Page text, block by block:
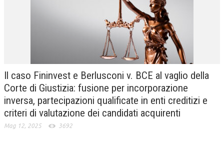
PRASSI
AMMINISTRATIVA
TRIBUTARIA
Il caso Fininvest e Berlusconi v. BCE al vaglio della
Corte di Giustizia: fusione per incorporazione
inversa, partecipazioni qualificate in enti creditizi e
criteri di valutazione dei candidati acquirenti
Mag 12, 2025 3692